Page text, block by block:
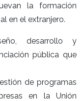
la formación
en el extranjero.
desarrollo y
pública que
de programas
en la Unión